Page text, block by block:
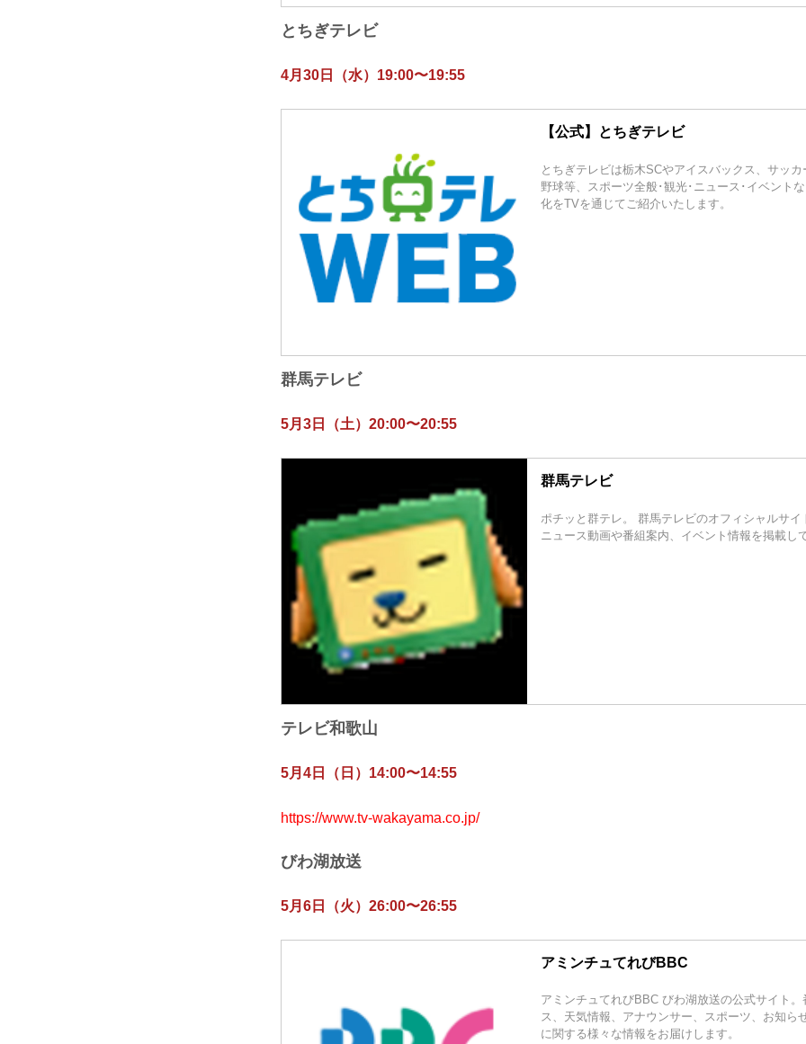
とちぎテレビ
4月30日（水）19:00〜19:55
【公式】とちぎテレビ
とちぎテレビは栃木SCやアイスバックス、サッ
野球等、スポーツ全般･観光･ニュース･イベント
化をTVを通じてご紹介いたします。
群馬テレビ
5月3日（土）20:00〜20:55
群馬テレビ
ポチッと群テレ。 群馬テレビのオフィシャルサイ
ニュース動画や番組案内、イベント情報を掲載し
テレビ和歌山
5月4日（日）14:00〜14:55
https://www.tv-wakayama.co.jp/
びわ湖放送
5月6日（火）26:00〜26:55
アミンチュてれびBBC
アミンチュてれびBBC びわ湖放送の公式サイト。
ス、天気情報、アナウンサー、スポーツ、お知ら
に関する様々な情報をお届けします。